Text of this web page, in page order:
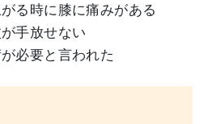
る時に膝に痛みがある
手放せない
必要と言われた